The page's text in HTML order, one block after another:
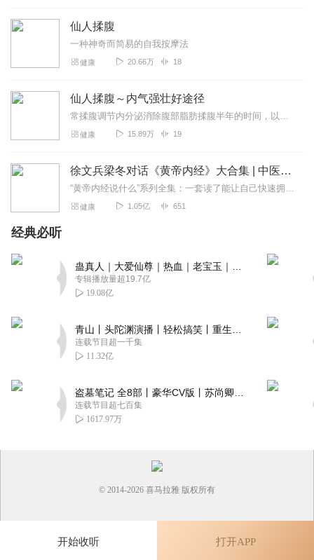
仙人揉腹
一种神奇而简易的自我按摩法
健康 20.66万 18
仙人揉腹～内气强壮好途径
常揉腹调节内分泌消除腹部脂肪揉腹半年的时间，以前肚子是冰凉，现在热的跟小火炉一样。体温高一度，身体更健康。
健康 15.89万 19
徐文兵梁冬对话《黄帝内经》大合集 | 中医养生
“黄帝内经说什么”系列全集：一套读了能让自己快速拥有天时、地利、人和的正能量书籍。年轻人读了能更好地懂得处事养身，变得强大；中年人读了会放下得失，随心所欲；老年...
健康 1.05亿 651
经典必听
专辑播放量超19.7亿
19.08亿
连载节目超一千集
11.32亿
连载节目超七百集
1617.97万
开始收听 打开APP
© 2014-2026 喜马拉雅 版权所有